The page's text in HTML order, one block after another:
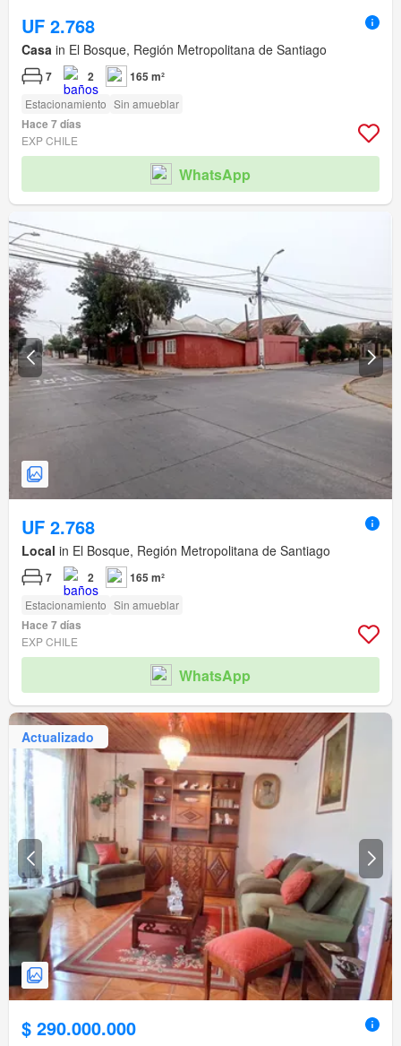
UF 2.768
Casa in El Bosque, Región Metropolitana de Santiago
7 2 165 m²
Estacionamiento Sin amueblar
Hace 7 días
EXP CHILE
WhatsApp
UF 2.768
Local in El Bosque, Región Metropolitana de Santiago
7 2 165 m²
Estacionamiento Sin amueblar
Hace 7 días
EXP CHILE
WhatsApp
Actualizado
$ 290.000.000